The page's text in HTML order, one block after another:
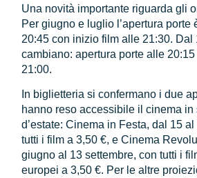
Una novità importante riguarda gli
Per giugno e luglio l’apertura porte
20:45 con inizio film alle 21:30. Dal
cambiano: apertura porte alle
21:00.
In biglietteria si confermano i due
hanno reso accessibile il cinema in
d’estate: Cinema in Festa, dal 15
tutti i film a 3,50 €, e Cinema
giugno al 13 settembre, con tutti i
europei a 3,50 €. Per le altre